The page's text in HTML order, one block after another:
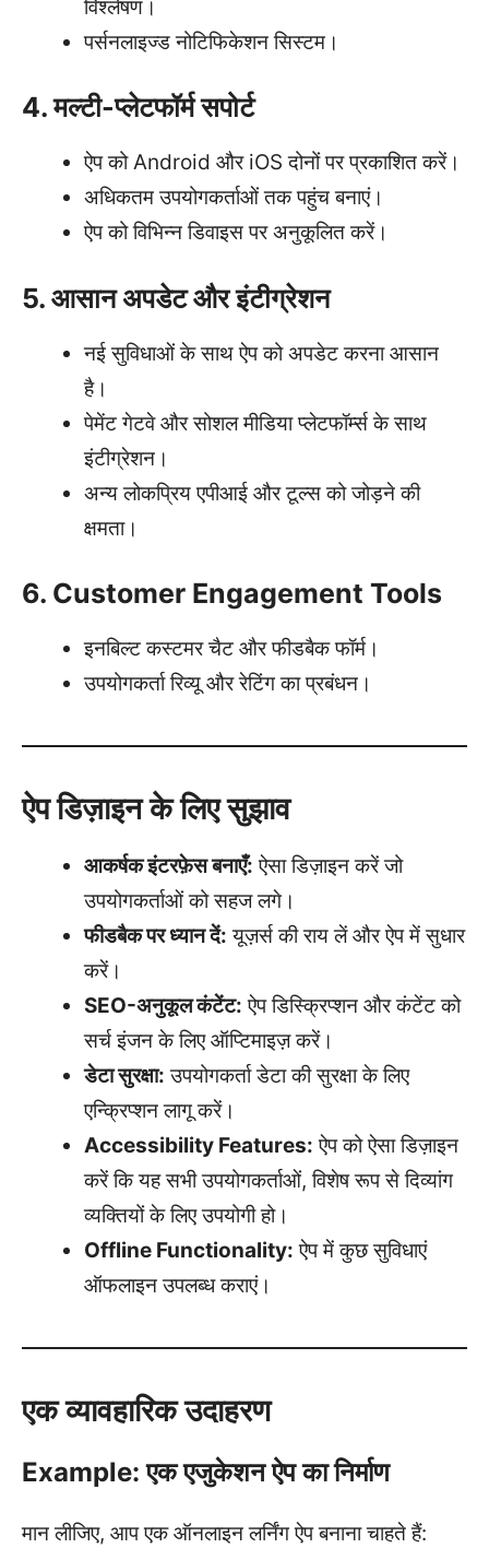
विश्लेषण।
पर्सनलाइज्ड नोटिफिकेशन सिस्टम।
4. मल्टी-प्लेटफॉर्म सपोर्ट
ऐप को Android और iOS दोनों पर प्रकाशित करें।
अधिकतम उपयोगकर्ताओं तक पहुंच बनाएं।
ऐप को विभिन्न डिवाइस पर अनुकूलित करें।
5. आसान अपडेट और इंटीग्रेशन
नई सुविधाओं के साथ ऐप को अपडेट करना आसान
है।
पेमेंट गेटवे और सोशल मीडिया प्लेटफॉर्म्स के साथ
इंटीग्रेशन।
अन्य लोकप्रिय एपीआई और टूल्स को जोड़ने की
क्षमता।
6. Customer Engagement Tools
इनबिल्ट कस्टमर चैट और फीडबैक फॉर्म।
उपयोगकर्ता रिव्यू और रेटिंग का प्रबंधन।
ऐप डिज़ाइन के लिए सुझाव
आकर्षक इंटरफ़ेस बनाएँ: ऐसा डिज़ाइन करें जो
उपयोगकर्ताओं को सहज लगे।
फीडबैक पर ध्यान दें: यूज़र्स की राय लें और ऐप में सुधार
करें।
SEO-अनुकूल कंटेंट: ऐप डिस्क्रिप्शन और कंटेंट को
सर्च इंजन के लिए ऑप्टिमाइज़ करें।
डेटा सुरक्षा: उपयोगकर्ता डेटा की सुरक्षा के लिए
एन्क्रिप्शन लागू करें।
Accessibility Features: ऐप को ऐसा डिज़ाइन
करें कि यह सभी उपयोगकर्ताओं, विशेष रूप से दिव्यांग
व्यक्तियों के लिए उपयोगी हो।
Offline Functionality: ऐप में कुछ सुविधाएं
ऑफलाइन उपलब्ध कराएं।
एक व्यावहारिक उदाहरण
Example: एक एजुकेशन ऐप का निर्माण
मान लीजिए, आप एक ऑनलाइन लर्निंग ऐप बनाना चाहते हैं: